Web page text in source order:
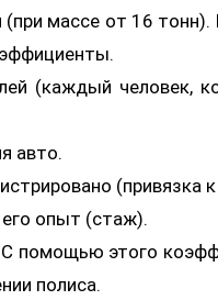
(при массе от 16
(каждый человек,
авто.
(привязка к
опыт (стаж).
помощью этого
полиса.